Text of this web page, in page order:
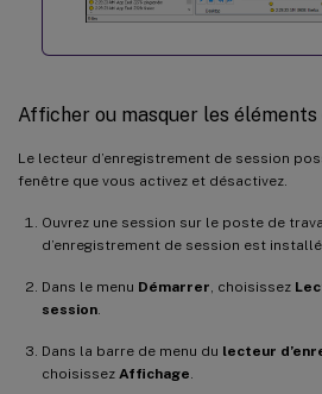
Afficher ou masquer les
Le lecteur d’enregistrement de session
fenêtre que vous activez et désactivez.
Ouvrez une session sur le poste de
d’enregistrement de session est installé.
Dans le menu Démarrer , choisissez
session
Dans la barre de menu du lecteur
choisissez Affichage